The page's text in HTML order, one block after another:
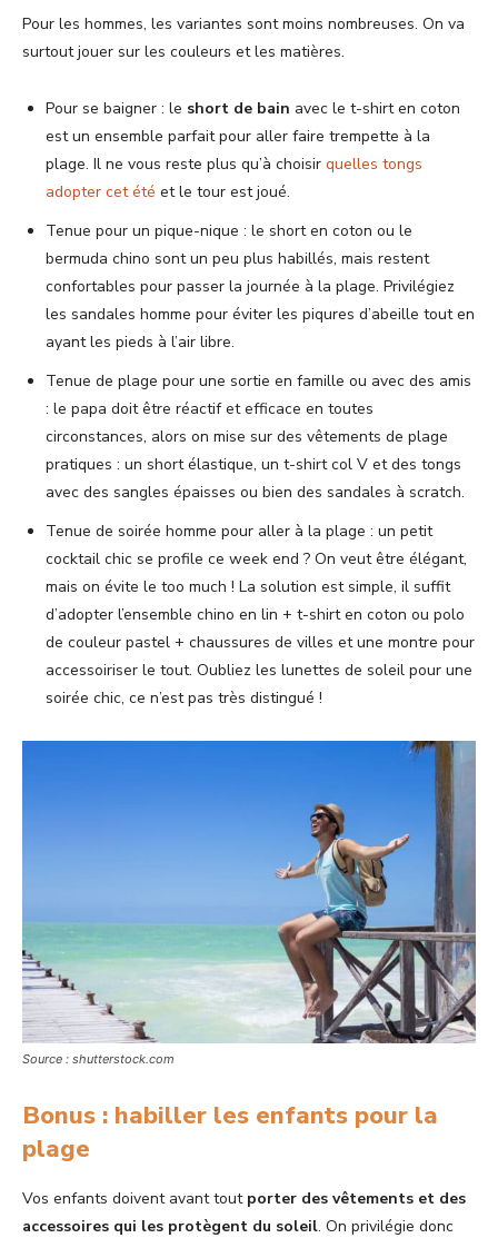
Pour les hommes, les variantes sont moins nombreuses. On va
surtout jouer sur les couleurs et les matières.
Pour se baigner : le short de bain avec le t-shirt en coton
est un ensemble parfait pour aller faire trempette à la
plage. Il ne vous reste plus qu’à choisir quelles tongs
adopter cet été et le tour est joué.
Tenue pour un pique-nique : le short en coton ou le
bermuda chino sont un peu plus habillés, mais restent
confortables pour passer la journée à la plage. Privilégiez
les sandales homme pour éviter les piqures d’abeille tout en
ayant les pieds à l’air libre.
Tenue de plage pour une sortie en famille ou avec des amis
: le papa doit être réactif et efficace en toutes
circonstances, alors on mise sur des vêtements de plage
pratiques : un short élastique, un t-shirt col V et des tongs
avec des sangles épaisses ou bien des sandales à scratch.
Tenue de soirée homme pour aller à la plage : un petit
cocktail chic se profile ce week end ? On veut être élégant,
mais on évite le too much ! La solution est simple, il suffit
d’adopter l’ensemble chino en lin + t-shirt en coton ou polo
de couleur pastel + chaussures de villes et une montre pour
accessoiriser le tout. Oubliez les lunettes de soleil pour une
soirée chic, ce n’est pas très distingué !
Source : shutterstock.com
Bonus : habiller les enfants pour la
plage
Vos enfants doivent avant tout porter des vêtements et des
accessoires qui les protègent du soleil. On privilégie donc